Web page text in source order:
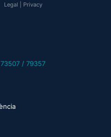
Legal Privacy
/ 79357